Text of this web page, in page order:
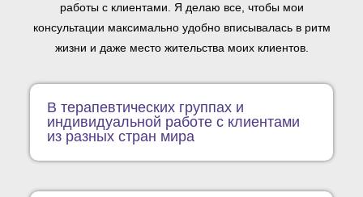
работы с клиентами. Я делаю все, чтобы мои
консультации максимально удобно вписывалась в ритм
жизни и даже место жительства моих клиентов.
В терапевтических группах и
индивидуальной работе с клиентами
из разных стран мира